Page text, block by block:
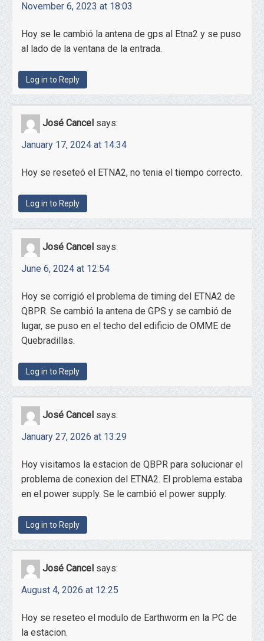
November 6, 2023 at 18:03
Hoy se le cambió la antena de gps al Etna2 y se puso
al lado de la ventana de la entrada.
Log in to Reply
José Cancel says:
January 17, 2024 at 14:34
Hoy se reseteó el ETNA2, no tenia el tiempo correcto.
Log in to Reply
José Cancel says:
June 6, 2024 at 12:54
Hoy se corrigió el problema de timing del ETNA2 de
QBPR. Se cambió la antena de GPS y se cambió de
lugar, se puso en el techo del edificio de OMME de
Quebradillas.
Log in to Reply
José Cancel says:
January 27, 2026 at 13:29
Hoy visitamos la estacion de QBPR para solucionar el
problema de conexion del ETNA2. El problema estaba
en el power supply. Se le cambió el power supply.
Log in to Reply
José Cancel says:
August 4, 2026 at 12:25
Hoy se reseteo el modulo de Earthworm en la PC de
la estacion.